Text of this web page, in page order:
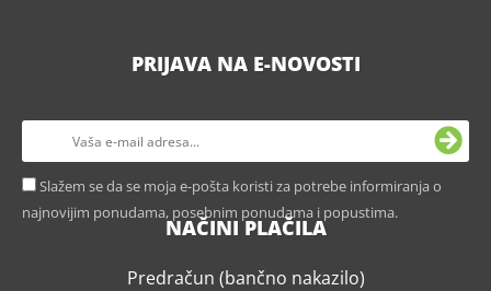
PRIJAVA NA E-NOVOSTI
Slažem se da se moja e-pošta koristi za potrebe informiranja o
najnovijim ponudama, posebnim ponudama i popustima.
NAČINI PLAČILA
Predračun (bančno nakazilo)